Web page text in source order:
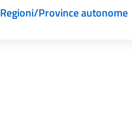
Regioni/Province autonome